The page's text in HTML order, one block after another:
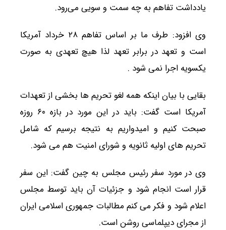
یادداشت تفاهم به چه سمت و سویی می‌رود.
وی افزود: طرف ما بر اساس تفاهم ۲۸ خرداد آمریکا
است و تعهد در برابر تعهد لذا هیچ تعهدی به صورت
یکسویه اجرا نمی شود .
بقایی با بیان اینکه همه لغو تحریم ها بخشی از تعهدات
آمریکا است گفت: باید در این مورد در بازه ۶۰ روزه
صبحت کنیم و امیدواریم به نتیجه برسیم که شامل
تحریم های اولیه ثانویه و شورای امنیت هم می شود.
وی در مورد سفر رئیس مجلس به چین گفت: این سفر
قرار است انجام شود و جزئیات آن باید توسط مجلس
اعلام شود و فکر می کنم مطالبات جمهوری اسلامی ایران
از مجرای دیپلماسی روشن است.